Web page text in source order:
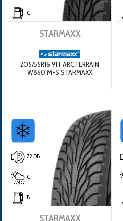
C
STARMAXX
205/55R16 91T ARCTERRAIN
W860 M+S STARMAXX
72 DB
C
B
STARMAXX